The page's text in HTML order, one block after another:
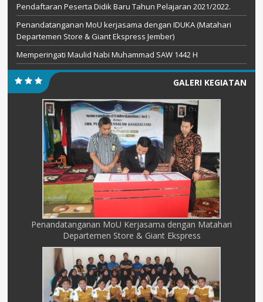
Pendaftaran Peserta Didik Baru Tahun Pelajaran 2021/2022.
Penandatanganan MoU kerjasama dengan IDUKA (Matahari
Departemen Store & Giant Ekspress Jember)
Memperingati Maulid Nabi Muhammad SAW 1442 H
GALERI KEGIATAN
Penandatanganan MoU Kerjasama dengan Matahari
Departemen Store & Giant Ekspress